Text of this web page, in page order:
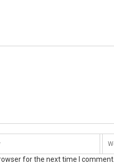
for the next time I comment.